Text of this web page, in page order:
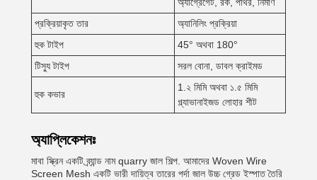
প্রক্রিয়াকৃত তার
অ্যানিলিং প্রক্রিয়া
হুক টাইপ
45° অথবা 180°
টিস্যু টাইপ
সরল বোনা, ডাবল ক্রাইমড
হুক কভার
1.২ মিমি অথবা ১.৫ মিমি
গ্ল্যাভানাইজড লোহার শীট
অ্যাপ্লিকেশনঃ
মাবা স্ক্রিন একটি ব্র্যান্ড নাম quarry জাল শিল্প. আমাদের Woven Wire
Screen Mesh একটি ভারী দায়িত্ব তারের পর্দা জাল উচ্চ গ্রেড ইস্পাত তৈরি